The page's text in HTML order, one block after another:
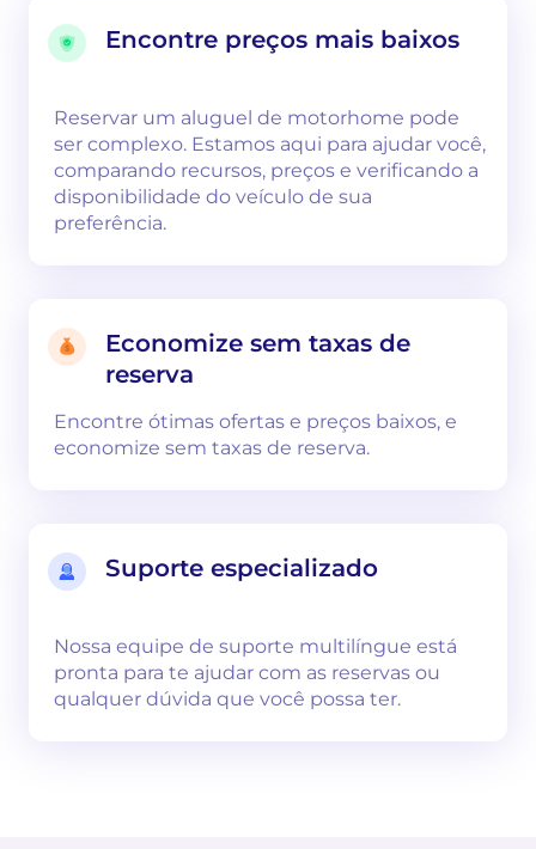
Encontre preços mais baixos
Reservar um aluguel de motorhome pode
ser complexo. Estamos aqui para ajudar você,
comparando recursos, preços e verificando a
disponibilidade do veículo de sua
preferência.
Economize sem taxas de
reserva
Encontre ótimas ofertas e preços baixos, e
economize sem taxas de reserva.
Suporte especializado
Nossa equipe de suporte multilíngue está
pronta para te ajudar com as reservas ou
qualquer dúvida que você possa ter.